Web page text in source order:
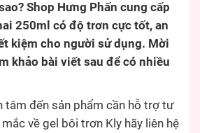
Shop Hưng Phấn cung cấp
250ml có độ trơn cực tốt, an
kiệm cho người sử dụng. Mời
khảo bài viết sau để có nhiều
tâm đến sản phẩm cần hỗ trợ tư
về gel bôi trơn Kly hãy liên hệ